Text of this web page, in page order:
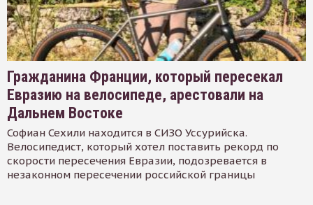
Гражданина Франции, который пересекал
Евразию на велосипеде, арестовали на
Дальнем Востоке
Софиан Сехили находится в СИЗО Уссурийска.
Велосипедист, который хотел поставить рекорд по
скорости пересечения Евразии, подозревается в
незаконном пересечении российской границы